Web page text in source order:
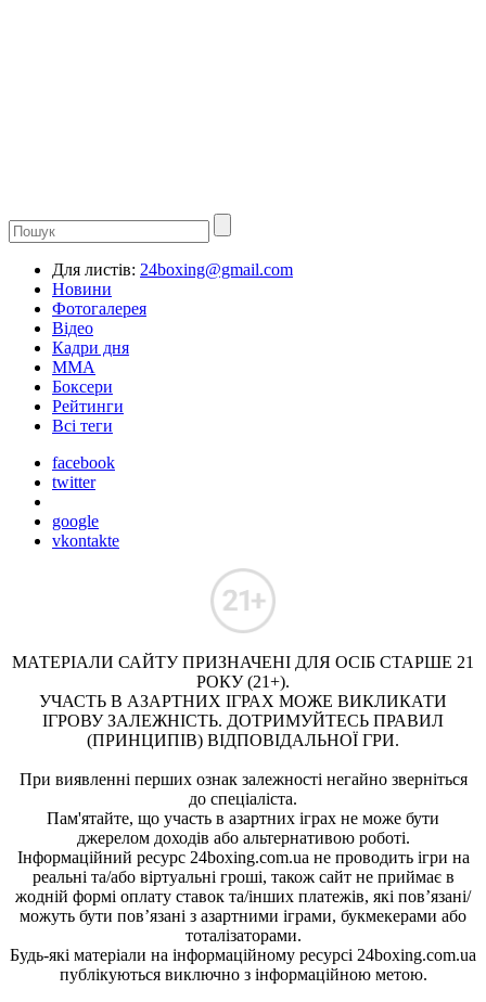
Для листів: 24boxing@gmail.com
Новини
Фотогалерея
Відео
Кадри дня
ММА
Боксери
Рейтинги
Всі теги
facebook
twitter
google
vkontakte
МАТЕРІАЛИ САЙТУ ПРИЗНАЧЕНІ ДЛЯ ОСІБ СТАРШЕ 21
РОКУ (21+).
УЧАСТЬ В АЗАРТНИХ ІГРАХ МОЖЕ ВИКЛИКАТИ
ІГРОВУ ЗАЛЕЖНІСТЬ. ДОТРИМУЙТЕСЬ ПРАВИЛ
(ПРИНЦИПІВ) ВІДПОВІДАЛЬНОЇ ГРИ.
При виявленні перших ознак залежності негайно зверніться
до спеціаліста.
Пам'ятайте, що участь в азартних іграх не може бути
джерелом доходів або альтернативою роботі.
Інформаційний ресурс 24boxing.com.ua не проводить ігри на
реальні та/або віртуальні гроші, також сайт не приймає в
жодній формі оплату ставок та/інших платежів, які пов’язані/
можуть бути пов’язані з азартними іграми, букмекерами або
тоталізаторами.
Будь-які матеріали на інформаційному ресурсі 24boxing.com.ua
публікуються виключно з інформаційною метою.